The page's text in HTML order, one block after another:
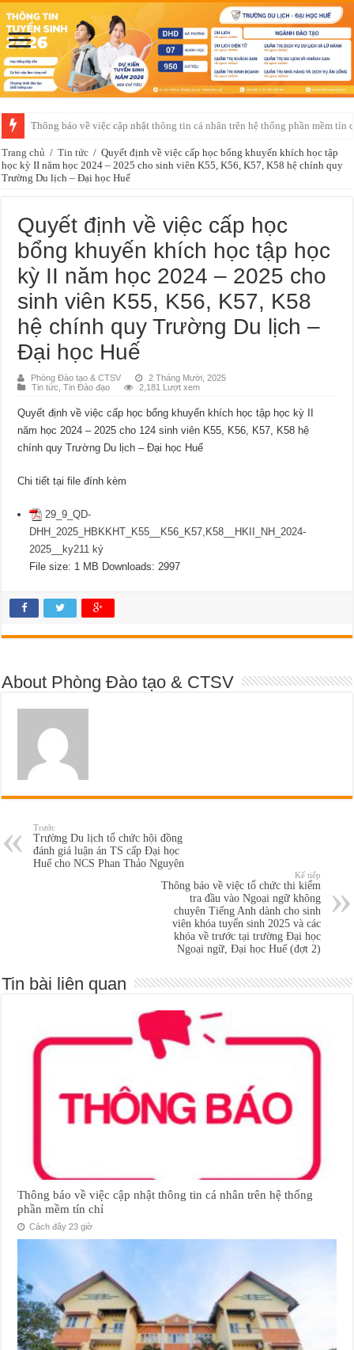
BÁO CÁO BA CÔNG KHAI
Trang chủ / Tin tức / Quyết định về việc cấp học bổng khuyến khích học tập
học kỳ II năm học 2024 – 2025 cho sinh viên K55, K56, K57, K58 hệ chính quy
Trường Du lịch – Đại học Huế
Quyết định về việc cấp học
bổng khuyến khích học tập học
kỳ II năm học 2024 – 2025 cho
sinh viên K55, K56, K57, K58
hệ chính quy Trường Du lịch –
Đại học Huế
Phòng Đào tạo & CTSV
2 Tháng Mười, 2025
Tin tức ,Tin Đào đạo 2,181 Lượt xem
Quyết định về việc cấp học bổng khuyến khích học tập học kỳ II
năm học 2024 – 2025 cho 124 sinh viên K55, K56, K57, K58 hệ
chính quy Trường Du lịch – Đại học Huế
Chi tiết tại file đính kèm
29_9_QD-
DHH_2025_HBKKHT_K55__K56_K57,K58__HKII_NH_2024-
2025__ky211 ký
File size: 1 MB Downloads: 2997
About Phòng Đào tạo & CTSV
Trước
Trường Du lịch tổ chức hội đồng
đánh giá luận án TS cấp Đại học
Huế cho NCS Phan Thảo Nguyên
Kế tiếp
Thông báo về việc tổ chức thi kiểm
tra đầu vào Ngoại ngữ không
chuyên Tiếng Anh dành cho sinh
viên khóa tuyển sinh 2025 và các
khóa về trước tại trường Đại học
Ngoại ngữ, Đại học Huế (đợt 2)
Tin bài liên quan
Thông báo về việc cập nhật thông tin cá nhân trên hệ thống
phần mềm tín chỉ
Cách đây 23 giờ